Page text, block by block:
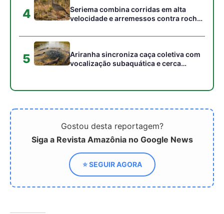
4
Seriema combina corridas em alta
velocidade e arremessos contra rochas
no cerrado
5
Ariranha sincroniza caça coletiva com
vocalização subaquática e cerca
Gostou desta reportagem?
Siga a Revista Amazônia no Google News
⭐ SEGUIR AGORA